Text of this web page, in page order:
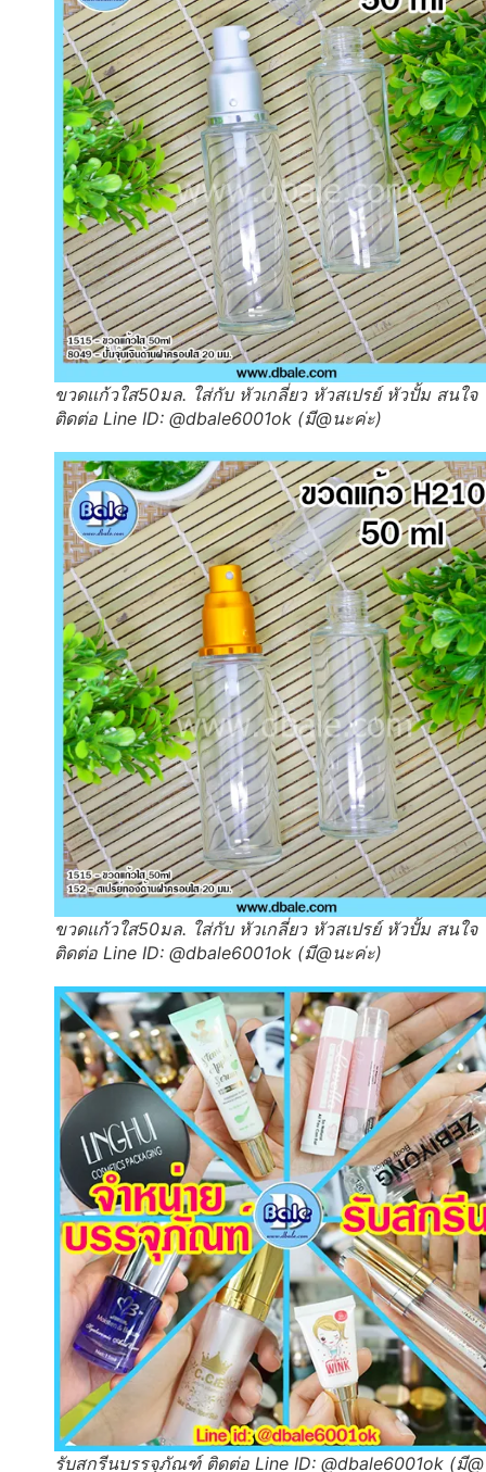
ขวดแก้วใส50มล. ใส่กับ หัวเกลี่ยว หัวสเปรย์ หัวปั้ม สนใจ
ติดต่อ Line ID: @dbale6001ok (มี@นะค่ะ)
ขวดแก้วใส50มล. ใส่กับ หัวเกลี่ยว หัวสเปรย์ หัวปั้ม สนใจ
ติดต่อ Line ID: @dbale6001ok (มี@นะค่ะ)
รับสกรีนบรรจุภัณฑ์ ติดต่อ Line ID: @dbale6001ok (มี